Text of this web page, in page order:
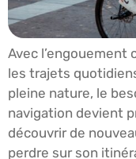
Avec l’engouement
les trajets
pleine nature, le
navigation devient
découvrir de
perdre sur son